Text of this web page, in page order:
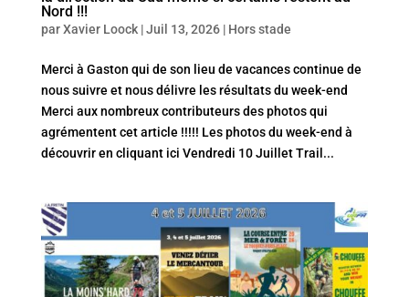
Nord !!!
parXavier Loock|Juil 13, 2026| Hors stade
Merci à Gaston qui de son lieu de vacances continue de
nous suivre et nous délivre les résultats du week-end
Merci aux nombreux contributeurs des photos qui
agrémentent cet article !!!!! Les photos du week-end à
découvrir en cliquant ici Vendredi 10 Juillet Trail...